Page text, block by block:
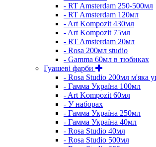
- RT Amsterdam 250-500мл
- RT Amsterdam 120мл
- Art Kompozit 430мл
- Art Kompozit 75мл
- RT Amsterdam 20мл
- Rosa 200мл studio
- Gamma 60мл в тюбиках
Гуашеві фарби
- Rosa Studio 200мл м'яка
- Гамма Україна 100мл
- Art Kompozit 60мл
- У наборах
- Гамма Україна 250мл
- Гамма Україна 40мл
- Rosa Studio 40мл
- Rosa Studio 500мл